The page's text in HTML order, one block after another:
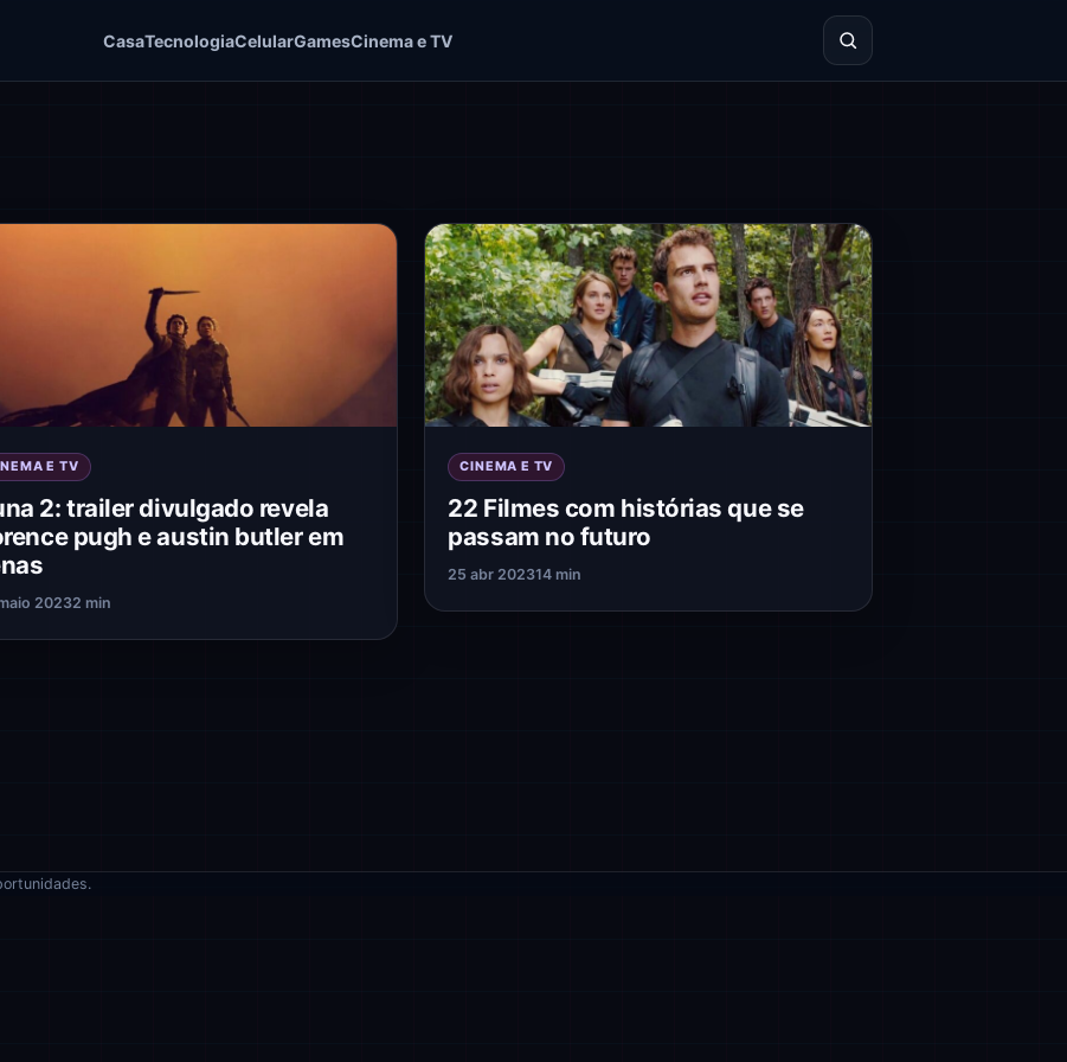
CasaTecnologiaCelularGamesCinema e TV
E TV
2: trailer divulgado revela
pugh e austin butler em
20232 min
CINEMA E TV
22 Filmes com histórias que se
passam no futuro
25 abr 202314 min